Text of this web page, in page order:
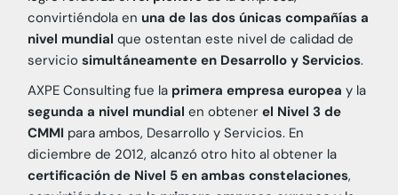
convirtiéndola en una de las dos únicas compañías a
nivel mundial que ostentan este nivel de calidad de
serviciosimultáneamente en Desarrollo y Servicios.
AXPE Consulting fue la primera empresa europea y la
segunda a nivel mundial en obtenerel Nivel 3 de
CMMI para ambos, Desarrollo y Servicios. En
diciembre de 2012, alcanzó otro hito al obtener la
certificación de Nivel 5 en ambas constelaciones,